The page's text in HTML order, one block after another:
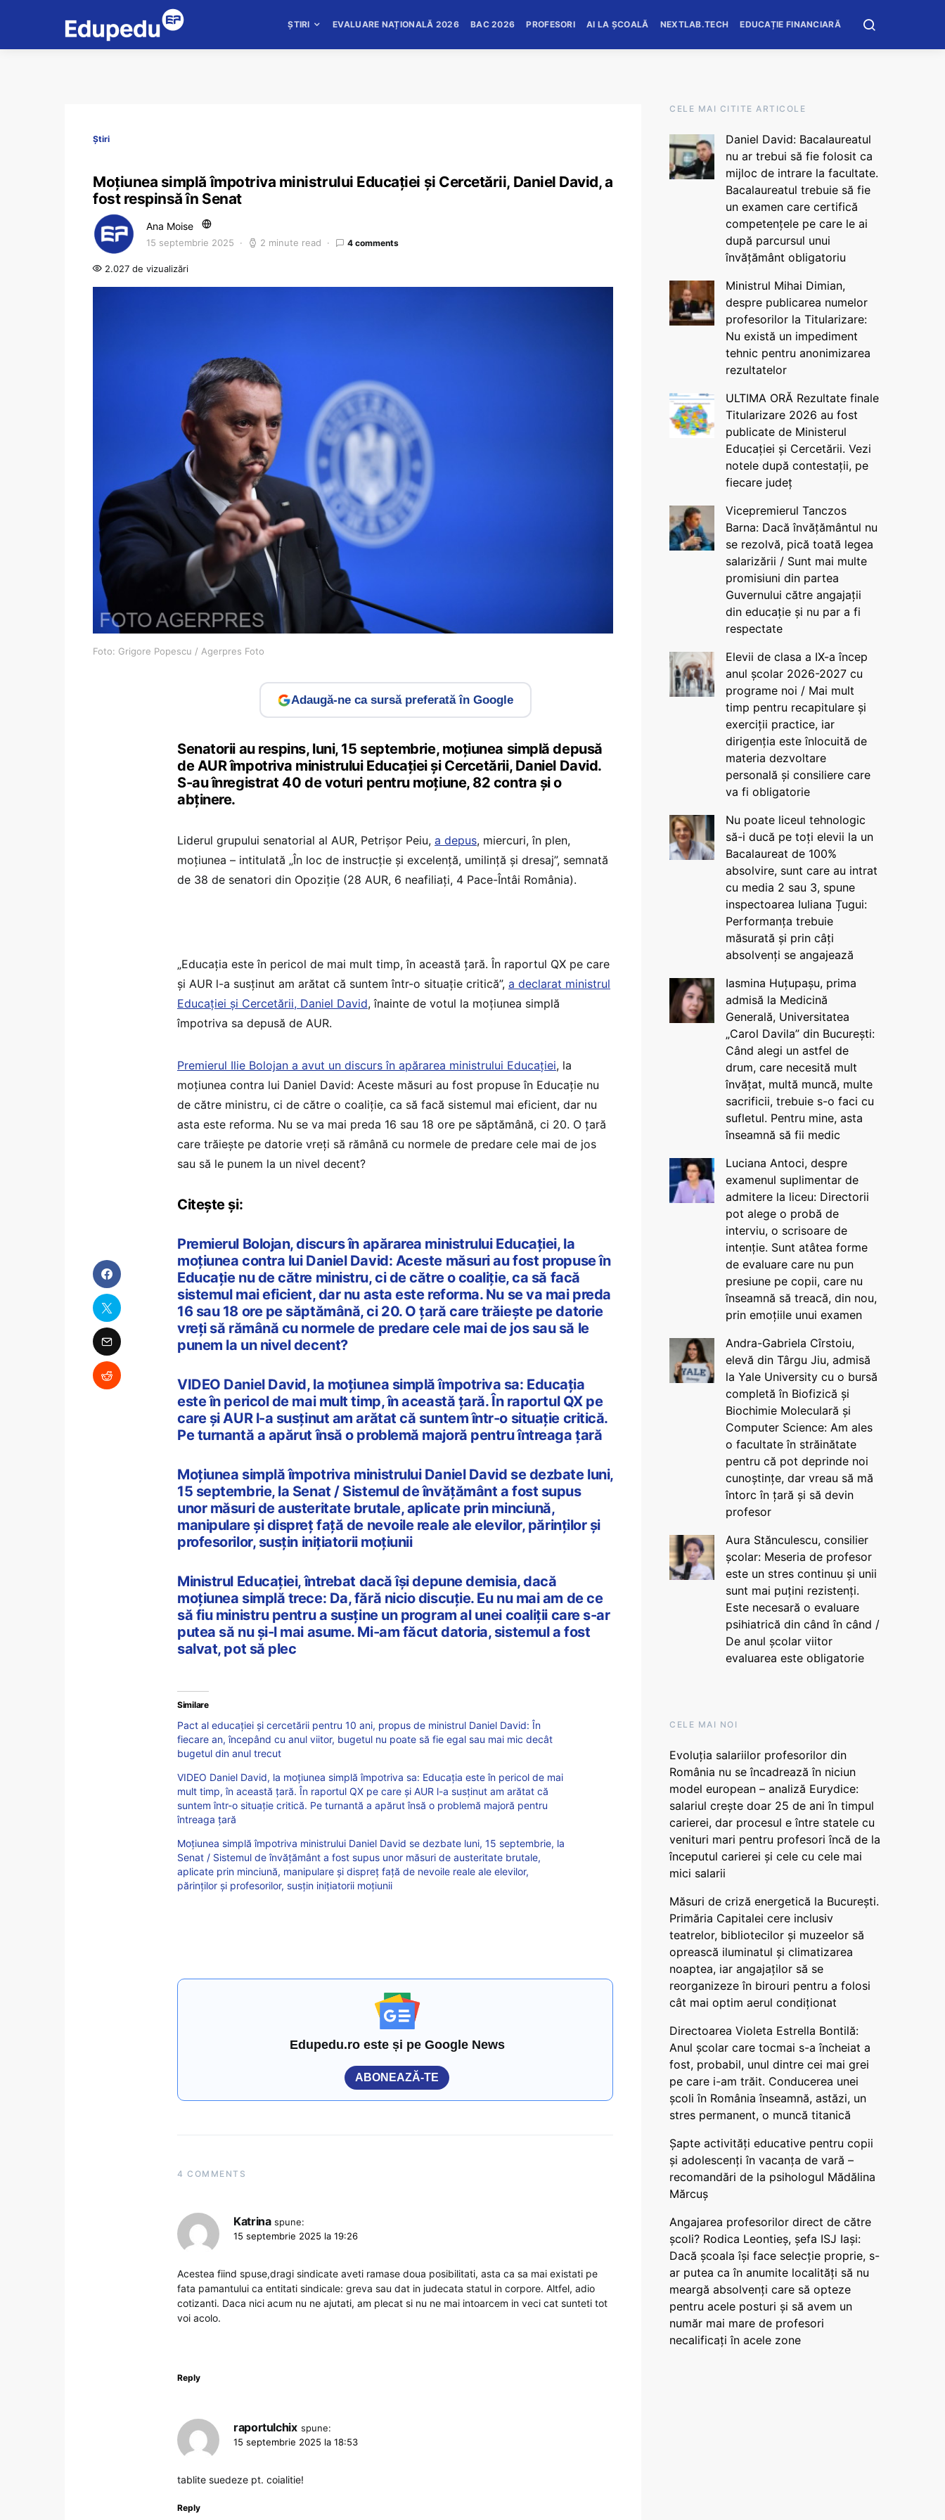
ȘTIRI EVALUARE NAȚIONALĂ 2026 BAC 2026 PROFESORI AI LA ȘCOALĂ NEXTLAB.TECH EDUCAȚIE FINANCIARĂ
Știri
Moțiunea simplă împotriva ministrului Educației și Cercetării, Daniel David, a
fost respinsă în Senat
Ana Moise
15 septembrie 2025 2 minute read 4 comments
2.027 de vizualizări
Foto: Grigore Popescu / Agerpres Foto
Adaugă-ne ca sursă preferată în Google
Senatorii au respins, luni, 15 septembrie, moțiunea simplă depusă
de AUR împotriva ministrului Educației și Cercetării, Daniel David.
S-au înregistrat 40 de voturi pentru moțiune, 82 contra și o
abținere.
Liderul grupului senatorial al AUR, Petrișor Peiu, a depus, miercuri, în plen,
moțiunea – intitulată „În loc de instrucție și excelență, umilință și dresaj”, semnată
de 38 de senatori din Opoziție (28 AUR, 6 neafiliați, 4 Pace-Întâi România).
„Educația este în pericol de mai mult timp, în această țară. În raportul QX pe care
și AUR l-a susținut am arătat că suntem într-o situație critică”, a declarat ministrul
Educației și Cercetării, Daniel David, înainte de votul la moțiunea simplă
împotriva sa depusă de AUR.
Premierul Ilie Bolojan a avut un discurs în apărarea ministrului Educației, la
moțiunea contra lui Daniel David: Aceste măsuri au fost propuse în Educație nu
de către ministru, ci de către o coaliție, ca să facă sistemul mai eficient, dar nu
asta este reforma. Nu se va mai preda 16 sau 18 ore pe săptămână, ci 20. O țară
care trăiește pe datorie vreți să rămână cu normele de predare cele mai de jos
sau să le punem la un nivel decent?
Citește și:
Premierul Bolojan, discurs în apărarea ministrului Educației, la
moțiunea contra lui Daniel David: Aceste măsuri au fost propuse în
Educație nu de către ministru, ci de către o coaliție, ca să facă
sistemul mai eficient, dar nu asta este reforma. Nu se va mai preda
16 sau 18 ore pe săptămână, ci 20. O țară care trăiește pe datorie
vreți să rămână cu normele de predare cele mai de jos sau să le
punem la un nivel decent?
VIDEO Daniel David, la moțiunea simplă împotriva sa: Educația
este în pericol de mai mult timp, în această țară. În raportul QX pe
care și AUR l-a susținut am arătat că suntem într-o situație critică.
Pe turnantă a apărut însă o problemă majoră pentru întreaga țară
Moțiunea simplă împotriva ministrului Daniel David se dezbate luni,
15 septembrie, la Senat / Sistemul de învățământ a fost supus
unor măsuri de austeritate brutale, aplicate prin minciună,
manipulare și dispreț față de nevoile reale ale elevilor, părinților și
profesorilor, susțin inițiatorii moțiunii
Ministrul Educației, întrebat dacă își depune demisia, dacă
moțiunea simplă trece: Da, fără nicio discuție. Eu nu mai am de ce
să fiu ministru pentru a susține un program al unei coaliții care s-ar
putea să nu și-l mai asume. Mi-am făcut datoria, sistemul a fost
salvat, pot să plec
Similare
Pact al educației și cercetării pentru 10 ani, propus de ministrul Daniel David: În
fiecare an, începând cu anul viitor, bugetul nu poate să fie egal sau mai mic decât
bugetul din anul trecut
VIDEO Daniel David, la moțiunea simplă împotriva sa: Educația este în pericol de mai
mult timp, în această țară. În raportul QX pe care și AUR l-a susținut am arătat că
suntem într-o situație critică. Pe turnantă a apărut însă o problemă majoră pentru
întreaga țară
Moțiunea simplă împotriva ministrului Daniel David se dezbate luni, 15 septembrie, la
Senat / Sistemul de învățământ a fost supus unor măsuri de austeritate brutale,
aplicate prin minciună, manipulare și dispreț față de nevoile reale ale elevilor,
părinților și profesorilor, susțin inițiatorii moțiunii
Edupedu.ro este și pe Google News
ABONEAZĂ-TE
4 COMMENTS
Katrina spune:
15 septembrie 2025 la 19:26
Acestea fiind spuse,dragi sindicate aveti ramase doua posibilitati, asta ca sa mai existati pe
fata pamantului ca entitati sindicale: greva sau dat in judecata statul in corpore. Altfel, adio
cotizanti. Daca nici acum nu ne ajutati, am plecat si nu ne mai intoarcem in veci cat sunteti tot
voi acolo.
Reply
raportulchix spune:
15 septembrie 2025 la 18:53
tablite suedeze pt. coialitie!
Reply
CELE MAI CITITE ARTICOLE
Daniel David: Bacalaureatul
nu ar trebui să fie folosit ca
mijloc de intrare la facultate.
Bacalaureatul trebuie să fie
un examen care certifică
competențele pe care le ai
după parcursul unui
învățământ obligatoriu
Ministrul Mihai Dimian,
despre publicarea numelor
profesorilor la Titularizare:
Nu există un impediment
tehnic pentru anonimizarea
rezultatelor
ULTIMA ORĂ Rezultate finale
Titularizare 2026 au fost
publicate de Ministerul
Educației și Cercetării. Vezi
notele după contestații, pe
fiecare județ
Vicepremierul Tanczos
Barna: Dacă învățământul nu
se rezolvă, pică toată legea
salarizării / Sunt mai multe
promisiuni din partea
Guvernului către angajații
din educație și nu par a fi
respectate
Elevii de clasa a IX-a încep
anul școlar 2026-2027 cu
programe noi / Mai mult
timp pentru recapitulare și
exerciții practice, iar
dirigenția este înlocuită de
materia dezvoltare
personală și consiliere care
va fi obligatorie
Nu poate liceul tehnologic
să-i ducă pe toți elevii la un
Bacalaureat de 100%
absolvire, sunt care au intrat
cu media 2 sau 3, spune
inspectoarea Iuliana Țugui:
Performanța trebuie
măsurată și prin câți
absolvenți se angajează
Iasmina Huțupașu, prima
admisă la Medicină
Generală, Universitatea
„Carol Davila” din București:
Când alegi un astfel de
drum, care necesită mult
învățat, multă muncă, multe
sacrificii, trebuie s-o faci cu
sufletul. Pentru mine, asta
înseamnă să fii medic
Luciana Antoci, despre
examenul suplimentar de
admitere la liceu: Directorii
pot alege o probă de
interviu, o scrisoare de
intenție. Sunt atâtea forme
de evaluare care nu pun
presiune pe copii, care nu
înseamnă să treacă, din nou,
prin emoțiile unui examen
Andra-Gabriela Cîrstoiu,
elevă din Târgu Jiu, admisă
la Yale University cu o bursă
completă în Biofizică și
Biochimie Moleculară și
Computer Science: Am ales
o facultate în străinătate
pentru că pot deprinde noi
cunoștințe, dar vreau să mă
întorc în țară și să devin
profesor
Aura Stănculescu, consilier
școlar: Meseria de profesor
este un stres continuu și unii
sunt mai puțini rezistenți.
Este necesară o evaluare
psihiatrică din când în când /
De anul școlar viitor
evaluarea este obligatorie
CELE MAI NOI
Evoluția salariilor profesorilor din
România nu se încadrează în niciun
model european – analiză Eurydice:
salariul crește doar 25 de ani în timpul
carierei, dar procesul e între statele cu
venituri mari pentru profesori încă de la
începutul carierei și cele cu cele mai
mici salarii
Măsuri de criză energetică la București.
Primăria Capitalei cere inclusiv
teatrelor, bibliotecilor și muzeelor să
oprească iluminatul și climatizarea
noaptea, iar angajaților să se
reorganizeze în birouri pentru a folosi
cât mai optim aerul condiționat
Directoarea Violeta Estrella Bontilă:
Anul școlar care tocmai s-a încheiat a
fost, probabil, unul dintre cei mai grei
pe care i-am trăit. Conducerea unei
școli în România înseamnă, astăzi, un
stres permanent, o muncă titanică
Șapte activități educative pentru copii
și adolescenți în vacanța de vară –
recomandări de la psihologul Mădălina
Mărcuș
Angajarea profesorilor direct de către
școli? Rodica Leontieș, șefa ISJ Iași:
Dacă școala își face selecție proprie, s-
ar putea ca în anumite localități să nu
meargă absolvenți care să opteze
pentru acele posturi și să avem un
număr mai mare de profesori
necalificați în acele zone